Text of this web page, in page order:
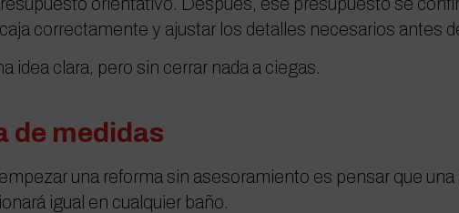
correctamente y ajustar los detalles necesarios antes
idea clara, pero sin cerrar nada a ciegas.
de medidas
una reforma sin asesoramiento es pensar que una
igual en cualquier baño.